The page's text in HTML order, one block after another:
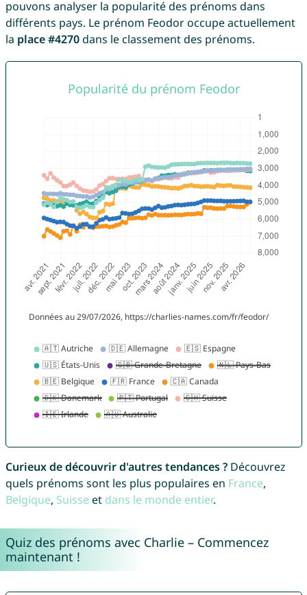
pouvons analyser la popularité des prénoms dans
différents pays. Le prénom Feodor occupe actuellement
la place #4270dans le classement des prénoms.
Curieux de découvrir d'autres tendances ?Découvrez
quels prénoms sont les plus populaires en France,
Belgique, Suisse et dans le monde entier.
Quiz des prénoms avec Charlie – Commencez
maintenant !